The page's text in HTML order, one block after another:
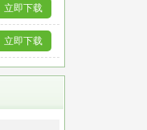
立即下载
立即下载